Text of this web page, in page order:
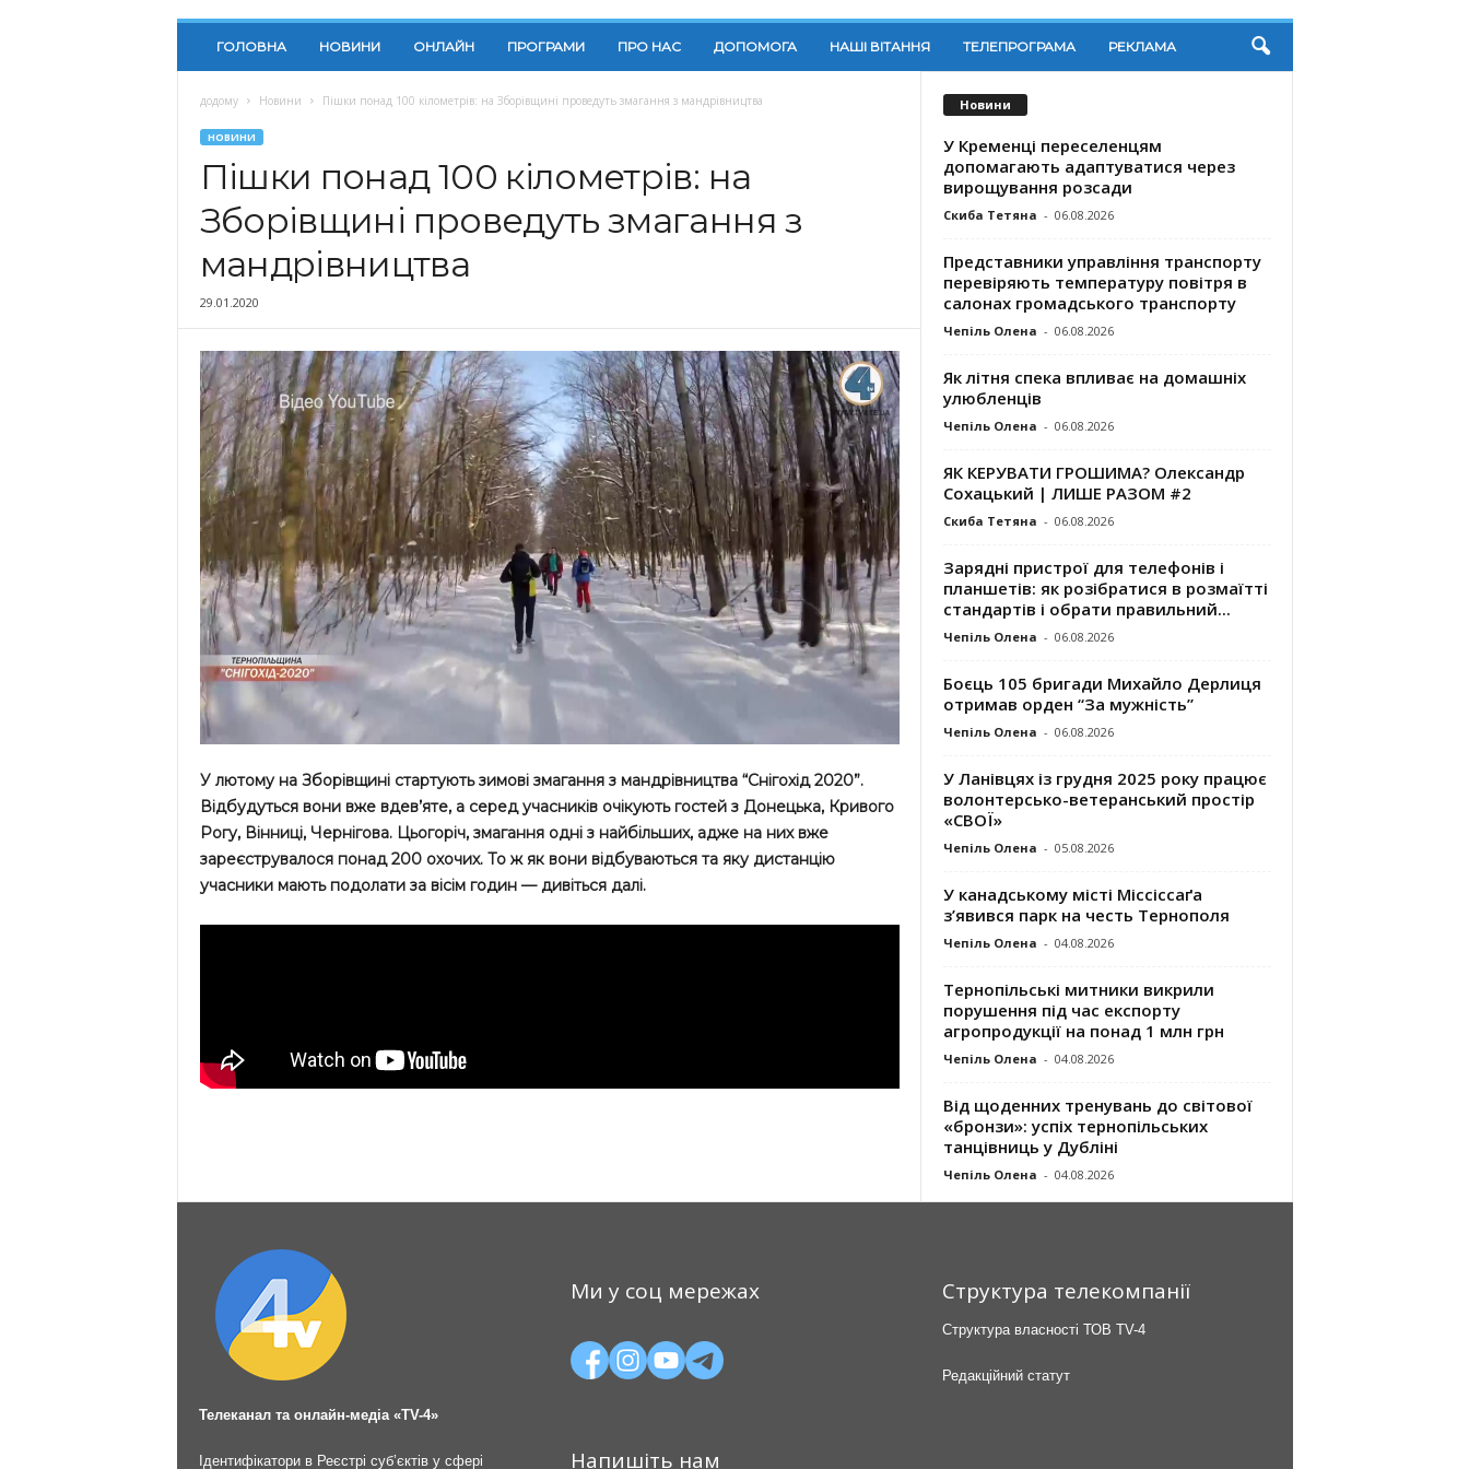
ГОЛОВНА НОВИНИ ОНЛАЙН ПРОГРАМИ ПРО НАС ДОПОМОГА НАШІ ВІТАННЯ ТЕЛЕПРОГРАМА РЕКЛАМА
додому Новини Пішки понад 100 кілометрів: на Зборівщині проведуть змагання з мандрівництва
НОВИНИ
Пішки понад 100 кілометрів: на
Зборівщині проведуть змагання з
мандрівництва
29.01.2020
У лютому на Зборівщині стартують зимові змагання з мандрівництва “Снігохід 2020”.
Відбудуться вони вже вдев’яте, а серед учасників очікують гостей з Донецька, Кривого
Рогу, Вінниці, Чернігова. Цьогоріч, змагання одні з найбільших, адже на них вже
зареєструвалося понад 200 охочих. То ж як вони відбуваються та яку дистанцію
учасники мають подолати за вісім годин — дивіться далі.
Новини
У Кременці переселенцям
допомагають адаптуватися через
вирощування розсади
Скиба Тетяна - 06.08.2026
Представники управління транспорту
перевіряють температуру повітря в
салонах громадського транспорту
Чепіль Олена - 06.08.2026
Як літня спека впливає на домашніх
улюбленців
Чепіль Олена - 06.08.2026
ЯК КЕРУВАТИ ГРОШИМА? Олександр
Сохацький | ЛИШЕ РАЗОМ #2
Скиба Тетяна - 06.08.2026
Зарядні пристрої для телефонів і
планшетів: як розібратися в розмаїтті
стандартів і обрати правильний...
Чепіль Олена - 06.08.2026
Боєць 105 бригади Михайло Дерлиця
отримав орден “За мужність”
Чепіль Олена - 06.08.2026
У Ланівцях із грудня 2025 року працює
волонтерсько-ветеранський простір
«СВОЇ»
Чепіль Олена - 05.08.2026
У канадському місті Міссіссаґа
з’явився парк на честь Тернополя
Чепіль Олена - 04.08.2026
Тернопільські митники викрили
порушення під час експорту
агропродукції на понад 1 млн грн
Чепіль Олена - 04.08.2026
Від щоденних тренувань до світової
«бронзи»: успіх тернопільських
танцівниць у Дубліні
Чепіль Олена - 04.08.2026
Телеканал та онлайн-медіа «TV-4»
Ідентифікатори в Реєстрі суб’єктів у сфері
Ми у соц мережах
Напишіть нам
Структура телекомпанії
Структура власності ТОВ TV-4
Редакційний статут